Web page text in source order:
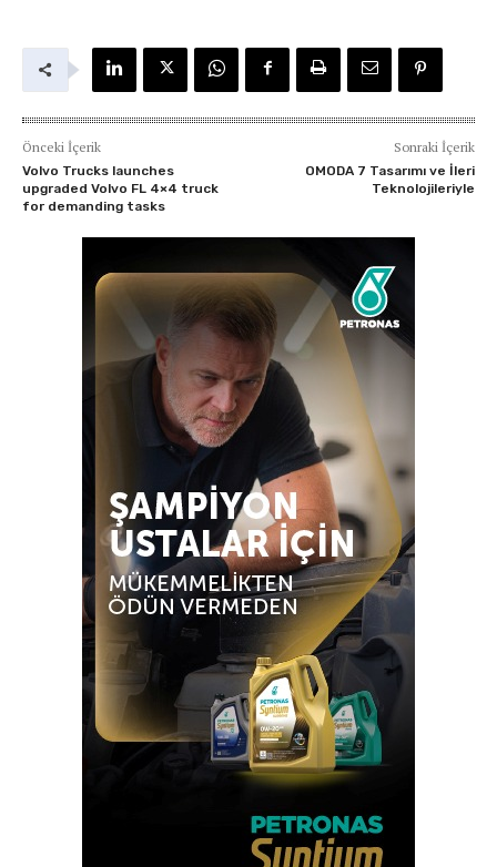
Önceki İçerik
Volvo Trucks launches
upgraded Volvo FL 4×4 truck
for demanding tasks
Sonraki İçerik
OMODA 7 Tasarımı ve İleri
Teknolojileriyle